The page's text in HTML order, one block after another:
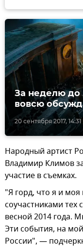
20 сентября 2017, 14:31
За неделю до
вовсю
Народный артист
Владимир Климов
участие в съемках.
"Я горд, что я и моя
соучастниками
весной 2014 года.
Эти события, на
России", —